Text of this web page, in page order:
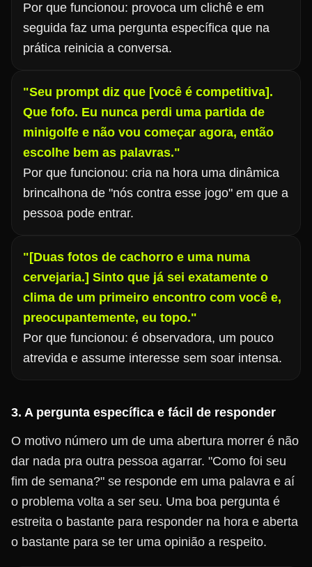
Por que funcionou: provoca um clichê e em
seguida faz uma pergunta específica que na
prática reinicia a conversa.
"Seu prompt diz que [você é competitiva].
Que fofo. Eu nunca perdi uma partida de
minigolfe e não vou começar agora, então
escolhe bem as palavras."
Por que funcionou: cria na hora uma dinâmica
brincalhona de "nós contra esse jogo" em que a
pessoa pode entrar.
"[Duas fotos de cachorro e uma numa
cervejaria.] Sinto que já sei exatamente o
clima de um primeiro encontro com você e,
preocupantemente, eu topo."
Por que funcionou: é observadora, um pouco
atrevida e assume interesse sem soar intensa.
3. A pergunta específica e fácil de responder
O motivo número um de uma abertura morrer é não
dar nada pra outra pessoa agarrar. "Como foi seu
fim de semana?" se responde em uma palavra e aí
o problema volta a ser seu. Uma boa pergunta é
estreita o bastante para responder na hora e aberta
o bastante para se ter uma opinião a respeito.